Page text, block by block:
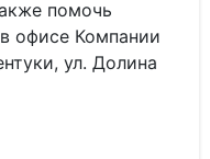
помочь
офисе Компании
ул. Долина